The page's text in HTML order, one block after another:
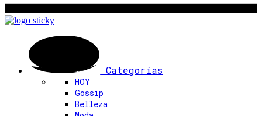
Categorías
HOY
Gossip
Belleza